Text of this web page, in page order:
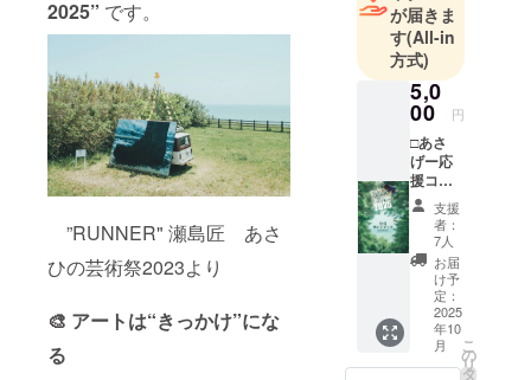
2025” です。
”RUNNER" 瀬島匠 あさ
ひの芸術祭2023より
🎨 アートは“きっかけ”にな
る
が届きま
す(All-in
方式)
5,0
00 円
□あさ
げー応
援コー
ス□ ガ
イド
ブック1
冊＋ス
テッ
カー3枚
＋お礼
のメー
ル （ガ
イド
支援
者：
7人
お届
け予
定：
2025
年10
月
こ
の
リ
タ